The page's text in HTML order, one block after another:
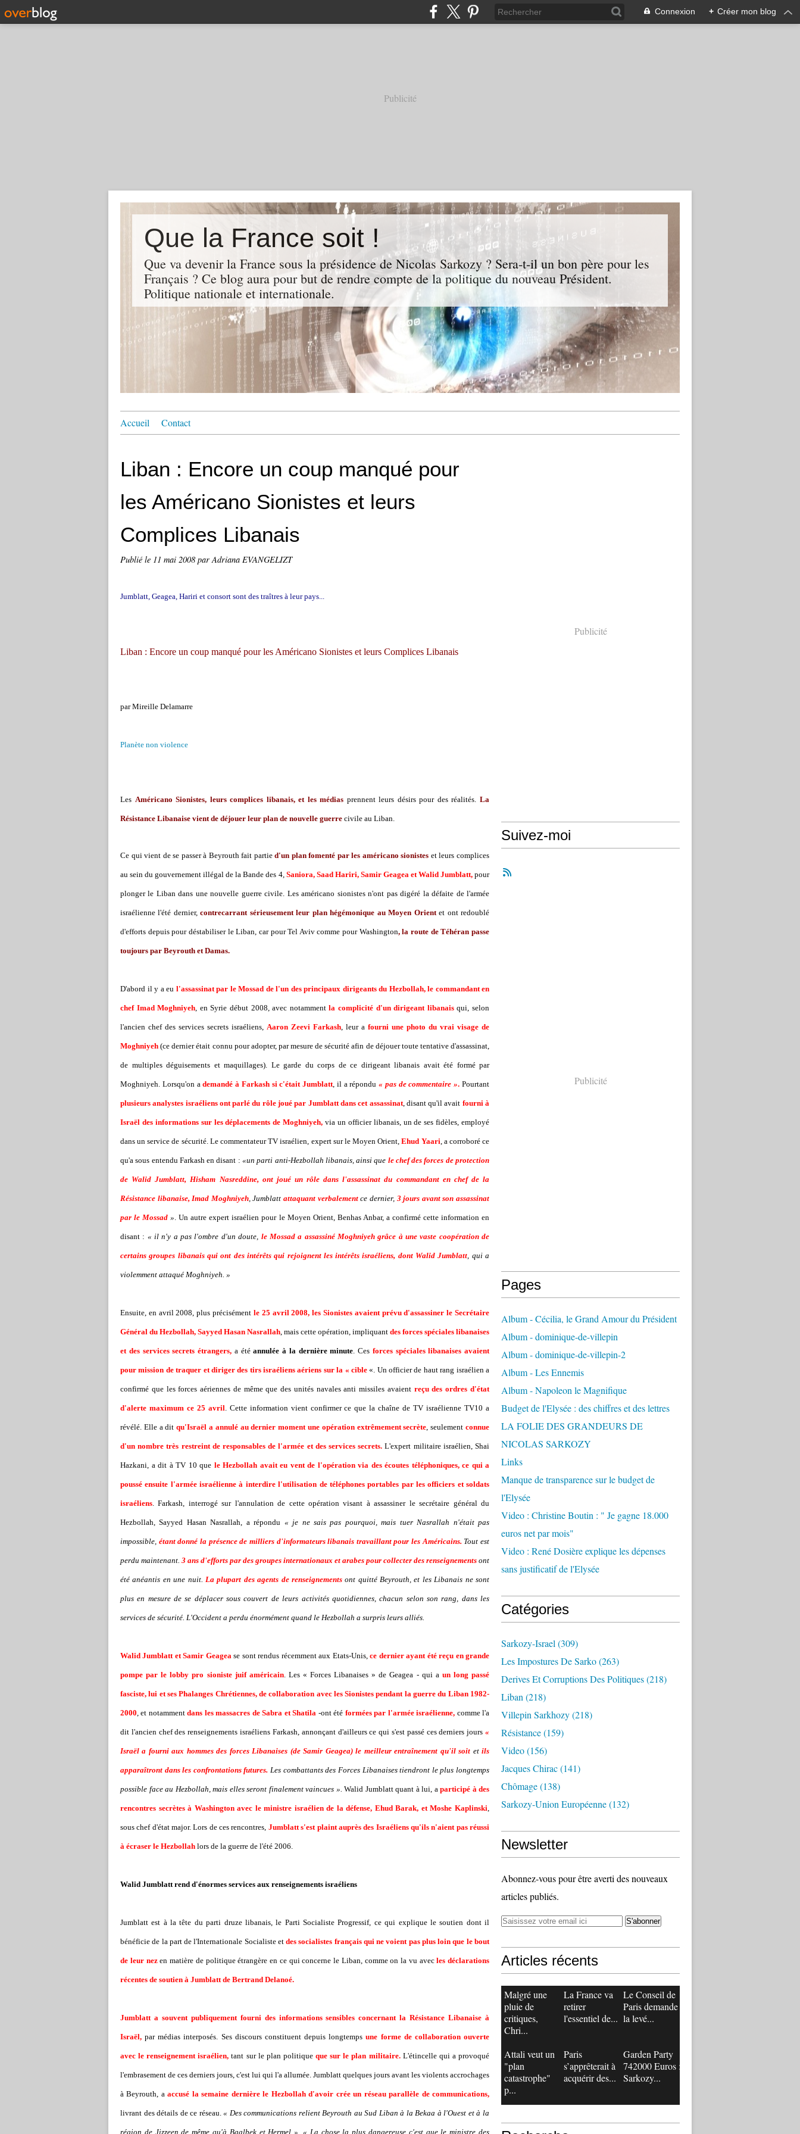
Connexion + Créer mon blog
Publicité
Que la France soit !
Que va devenir la France sous la présidence de Nicolas Sarkozy ? Sera-t-il un bon père pour les
Français ? Ce blog aura pour but de rendre compte de la politique du nouveau Président.
Politique nationale et internationale.
Accueil Contact
Liban : Encore un coup manqué pour
les Américano Sionistes et leurs
Complices Libanais
Publié le 11 mai 2008 par Adriana EVANGELIZT
Jumblatt, Geagea, Hariri et consort sont des traîtres à leur pays...
Liban : Encore un coup manqué pour les Américano Sionistes et leurs Complices Libanais
par Mireille Delamarre
Planète non violence
Les Américano Sionistes, leurs complices libanais, et les médias prennent leurs désirs pour des réalités.La
Résistance Libanaise vient de déjouer leur plan de nouvelle guerre civile au Liban.
Ce qui vient de se passer à Beyrouth fait partied'un plan fomenté par les américano sionistes et leurs complices
au sein du gouvernement illégal de la Bande des 4, Saniora, Saad Hariri, Samir Geagea et Walid Jumblatt,pour
plonger le Liban dans une nouvelle guerre civile. Les américano sionistes n'ont pas digéré la défaite de l'armée
israélienne l'été dernier,contrecarrant sérieusement leur plan hégémonique au Moyen Orientet ont redoublé
d'efforts depuis pour déstabiliser le Liban, car pour Tel Aviv comme pour Washington, la route de Téhéran passe
toujours par Beyrouth et Damas.
D'abord il y a eu l'assassinat par le Mossad de l'un des principaux dirigeants du Hezbollah, le commandant en
chef Imad Moghniyeh, en Syrie début 2008, avec notammentla complicité d'un dirigeant libanaisqui, selon
l'ancien chef des services secrets israéliens, Aaron Zeevi Farkash, leur a fourni une photo du vrai visage de
Moghniyeh (ce dernier était connu pour adopter, par mesure de sécurité afin de déjouer toute tentative d'assassinat,
de multiples déguisements et maquillages). Le garde du corps de ce dirigeant libanais avait été formé par
Moghniyeh. Lorsqu'on ademandé à Farkash si c'était Jumblatt, il a répondu« pas de commentaire ». Pourtant
plusieurs analystes israéliens ont parlé du rôle joué par Jumblatt dans cet assassinat, disant qu'il avait fourni à
Israël des informations sur les déplacements de Moghniyeh, via un officier libanais, un de ses fidèles, employé
dans un service de sécurité. Le commentateur TV israélien, expert sur le Moyen Orient,Ehud Yaari, a corroboré ce
qu'a sous entendu Farkash en disant : «un parti anti-Hezbollah libanais, ainsi que le chef des forces de protection
de Walid Jumblatt, Hisham Nasreddine, ont joué un rôle dans l'assassinat du commandant en chef de la
Résistance libanaise, Imad Moghniyeh, Jumblattattaquant verbalementce dernier, 3 jours avant son assassinat
par le Mossad ». Un autre expert israélien pour le Moyen Orient, Benhas Anbar, a confirmé cette information en
disant : « il n'y a pas l'ombre d'un doute, le Mossad a assassiné Moghniyeh grâce à une vaste coopération de
certains groupes libanais qui ont des intérêts qui rejoignent les intérêts israéliens, dont Walid Jumblatt, qui a
violemment attaqué Moghniyeh. »
Ensuite, en avril 2008, plus précisément le 25 avril 2008, les Sionistes avaient prévu d'assassiner le Secrétaire
Général du Hezbollah, Sayyed Hasan Nasrallah, mais cette opération, impliquant des forces spéciales libanaises
et des services secrets étrangers, a étéannulée à la dernière minute. Ces forces spéciales libanaises avaient
pour mission de traquer et diriger des tirs israéliens aériens sur la « cible«. Un officier de haut rang israélien a
confirmé que les forces aériennes de même que des unités navales anti missiles avaient reçu des ordres d'état
d'alerte maximum ce 25 avril. Cette information vient confirmer ce que la chaîne de TV israélienne TV10 a
révélé. Elle a ditqu'Israël a annulé au dernier moment une opération extrêmement secrète, seulementconnue
d'un nombre très restreint de responsables de l'armée et des services secrets. L'expert militaire israélien, Shai
Hazkani, a dit à TV 10 que le Hezbollah avait eu vent de l'opération via des écoutes téléphoniques, ce qui a
poussé ensuite l'armée israélienne à interdire l'utilisation de téléphones portables par les officiers et soldats
israéliens. Farkash, interrogé sur l'annulation de cette opération visant à assassiner le secrétaire général du
Hezbollah, Sayyed Hasan Nasrallah, a répondu « je ne sais pas pourquoi, mais tuer Nasrallah n'était pas
impossible, étant donné la présence de milliers d'informateurs libanais travaillant pour les Américains. Tout est
perdu maintenant. 3 ans d'efforts par des groupes internationaux et arabes pour collecter des renseignements ont
été anéantis en une nuit. La plupart des agents de renseignementsont quitté Beyrouth, et les Libanais ne sont
plus en mesure de se déplacer sous couvert de leurs activités quotidiennes, chacun selon son rang, dans les
services de sécurité. L'Occident a perdu énormément quand le Hezbollah a surpris leurs alliés.
Walid Jumblatt et Samir Geagease sont rendus récemment aux Etats-Unis,ce dernier ayant été reçu en grande
pompe par le lobby pro sioniste juif américain. Les « Forces Libanaises » de Geagea - qui a un long passé
fasciste, lui et ses Phalanges Chrétiennes, de collaboration avec les Sionistes pendant la guerre du Liban 1982-
2000, et notammentdans les massacres de Sabra et Shatila -ont été formées par l'armée israélienne, comme l'a
dit l'ancien chef des renseignements israéliens Farkash, annonçant d'ailleurs ce qui s'est passé ces derniers jours «
Israël a fourni aux hommes des forces Libanaises (de Samir Geagea) le meilleur entraînement qu'il soit etils
apparaîtront dans les confrontations futures. Les combattants des Forces Libanaises tiendront le plus longtemps
possible face au Hezbollah, mais elles seront finalement vaincues ». Walid Jumblatt quant à lui, a participé à des
rencontres secrètes à Washington avec le ministre israélien de la défense, Ehud Barak, et Moshe Kaplinski,
sous chef d'état major. Lors de ces rencontres, Jumblatt s'est plaint auprès des Israéliens qu'ils n'aient pas réussi
à écraser le Hezbollah lors de la guerre de l'été 2006.
Walid Jumblatt rend d'énormes services aux renseignements israéliens
Jumblatt est à la tête du parti druze libanais, le Parti Socialiste Progressif, ce qui explique le soutien dont il
bénéficie de la part de l'Internationale Socialiste etdes socialistes français qui ne voient pas plus loin que le bout
de leur nezen matière de politique étrangère en ce qui concerne le Liban, comme on la vu avecles déclarations
récentes de soutien à Jumblatt de Bertrand Delanoé.
Jumblatt a souvent publiquement fourni des informations sensibles concernant la Résistance Libanaise à
Israël, par médias interposés. Ses discours constituent depuis longtempsune forme de collaboration ouverte
avec le renseignement israélien, tant sur le plan politiqueque sur le plan militaire.L'étincelle qui a provoqué
l'embrasement de ces derniers jours, c'est lui qui l'a allumée. Jumblatt quelques jours avant les violents accrochages
à Beyrouth, aaccusé la semaine dernière le Hezbollah d'avoir crée un réseau parallèle de communications,
livrant des détails de ce réseau.« Des communications relient Beyrouth au Sud Liban à la Bekaa à l'Ouest et à la
région de Jizzeen de même qu'à Baalbek et Hermel » .« La chose la plus dangereuse c'est que le ministre des
Publicité
Suivez-moi
Publicité
Pages
Album - Cécilia, le Grand Amour du Président
Album - dominique-de-villepin
Album - dominique-de-villepin-2
Album - Les Ennemis
Album - Napoleon le Magnifique
Budget de l'Elysée : des chiffres et des lettres
LA FOLIE DES GRANDEURS DE
NICOLAS SARKOZY
Links
Manque de transparence sur le budget de
l'Elysée
Video : Christine Boutin : " Je gagne 18.000
euros net par mois"
Video : René Dosière explique les dépenses
sans justificatif de l'Elysée
Catégories
Sarkozy-Israel (309)
Les Impostures De Sarko(263)
Derives Et Corruptions Des Politiques(218)
Liban (218)
Villepin Sarkhozy(218)
Résistance(159)
Video(156)
Jacques Chirac(141)
Chômage(138)
Sarkozy-Union Européenne(132)
Newsletter
Abonnez-vous pour être averti des nouveaux
articles publiés.
Articles récents
Malgré une
pluie de
critiques,
Chri...
La France va
retirer
l'essentiel de...
Le Conseil de
Paris demande
la levé...
Attali veut un
"plan
catastrophe"
p...
Paris
s’apprêterait à
acquérir des...
Garden Party
742000 Euros :
Sarkozy...